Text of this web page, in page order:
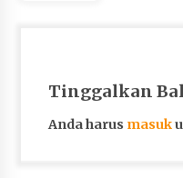
Tinggalkan
Anda harus masuk